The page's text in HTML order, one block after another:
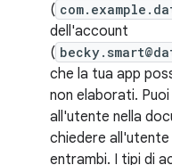
(
dell'account
(
che la tua app
non elaborati.
all'utente nella
chiedere all'utente
entrambi. I tipi di